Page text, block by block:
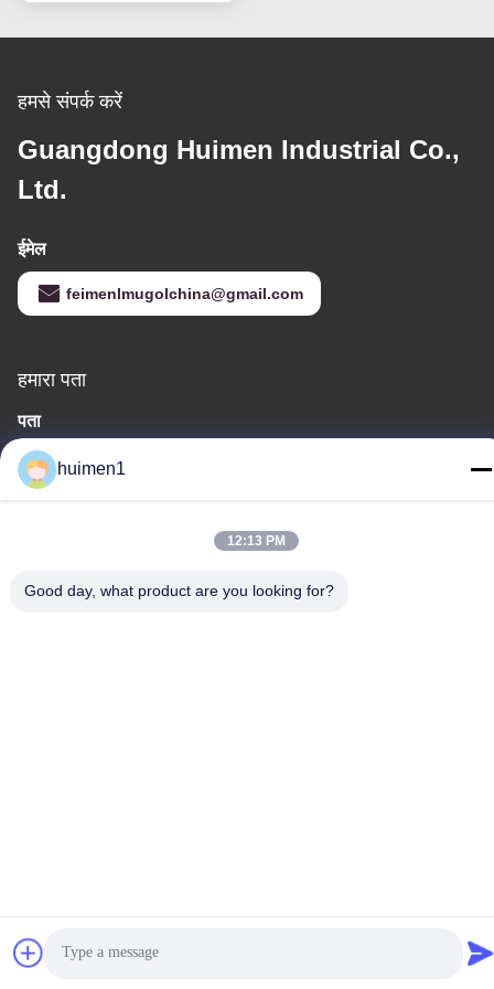
हमसे संपर्क करें
Guangdong Huimen Industrial Co.,
Ltd.
ईमेल
feimenlmugolchina@gmail.com
हमारा पता
पता
चीन के ग्वांगडोंग प्रांत के ग्वांगझोउ शहर के बैयुन जिले के योंगक्सिंग गांव की शुईनिउपु
स्ट्रीट, नंबर 1-3
huimen1
12:13 PM
Good day, what product are you looking for?